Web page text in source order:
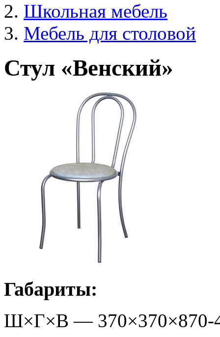
Школьная мебель
Мебель для столовой
Стул «Венский»
Габариты:
Ш×Г×В — 370×370×870-